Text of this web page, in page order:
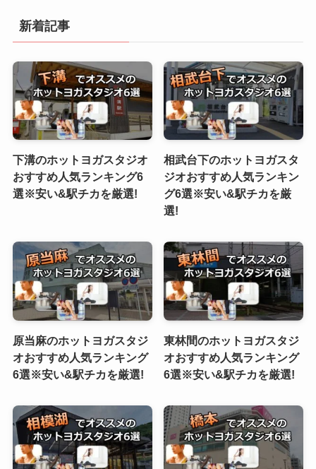
新着記事
下溝のホットヨガスタジオ
おすすめ人気ランキング6
選※安い&駅チカを厳選!
相武台下のホットヨガスタ
ジオおすすめ人気ランキン
グ6選※安い&駅チカを厳
選!
原当麻のホットヨガスタジ
オおすすめ人気ランキング
6選※安い&駅チカを厳選!
東林間のホットヨガスタジ
オおすすめ人気ランキング
6選※安い&駅チカを厳選!